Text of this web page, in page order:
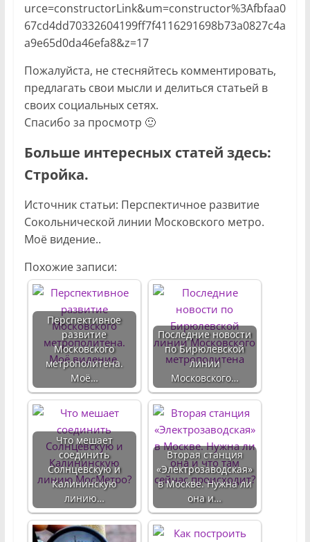
urce=constructorLink&um=constructor%3Afbfaa0
67cd4dd70332604199ff7f4116291698b73a0827c4a
a9e65d0da46efa8&z=17
Пожалуйста, не стесняйтесь комментировать,
предлагать свои мысли и делиться статьей в
своих социальных сетях.
Спасибо за просмотр 🙂
Больше интересных статей здесь:
Стройка.
Источник статьи: Перспектичное развитие
Сокольнической линии Московского метро.
Моё видение..
Похожие записи:
Перспективное
развитие
Московского
метрополитена.
Моё…
Последние новости
по Бирюлевской
линии
Московского…
Что мешает
соединить
Солнцевскую и
Калининскую
линию…
Вторая станция
«Электрозаводская»
в Москве. Нужна ли
она и…